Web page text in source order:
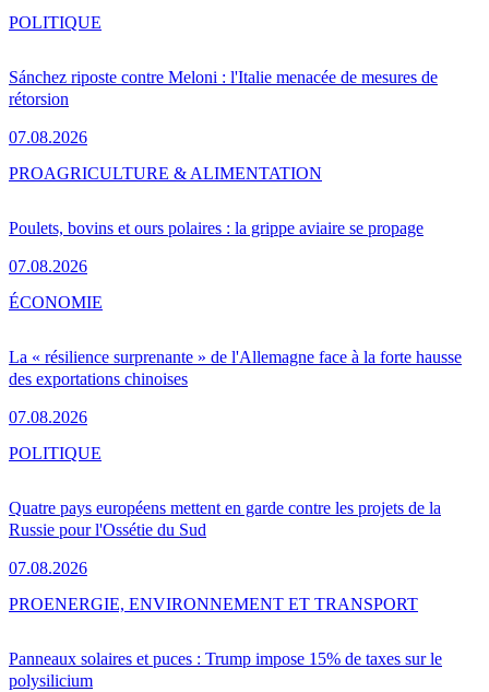
Sánchez riposte contre Meloni : l'Italie menacée de mesures de
rétorsion
07.08.2026
POLITIQUE
Poulets, bovins et ours polaires : la grippe aviaire se propage
07.08.2026
PROAGRICULTURE & ALIMENTATION
La « résilience surprenante » de l'Allemagne face à la forte hausse
des exportations chinoises
07.08.2026
ÉCONOMIE
Quatre pays européens mettent en garde contre les projets de la
Russie pour l'Ossétie du Sud
07.08.2026
POLITIQUE
Panneaux solaires et puces : Trump impose 15% de taxes sur le
polysilicium
PROENERGIE, ENVIRONNEMENT ET TRANSPORT